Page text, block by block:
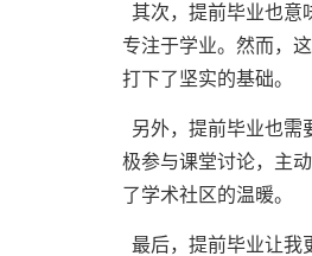
其次，提前毕业也意
专注于学业。然而，
打下了坚实的基础。
另外，提前毕业也需
极参与课堂讨论，主
了学术社区的温暖。
最后，提前毕业让我